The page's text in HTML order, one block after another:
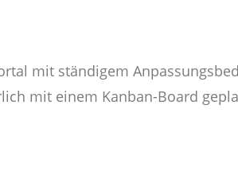
mit ständigem
mit einem Kanban-Board